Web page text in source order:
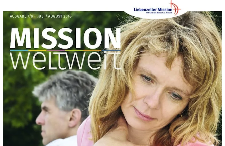
weltweit
Juli
/
August
2018